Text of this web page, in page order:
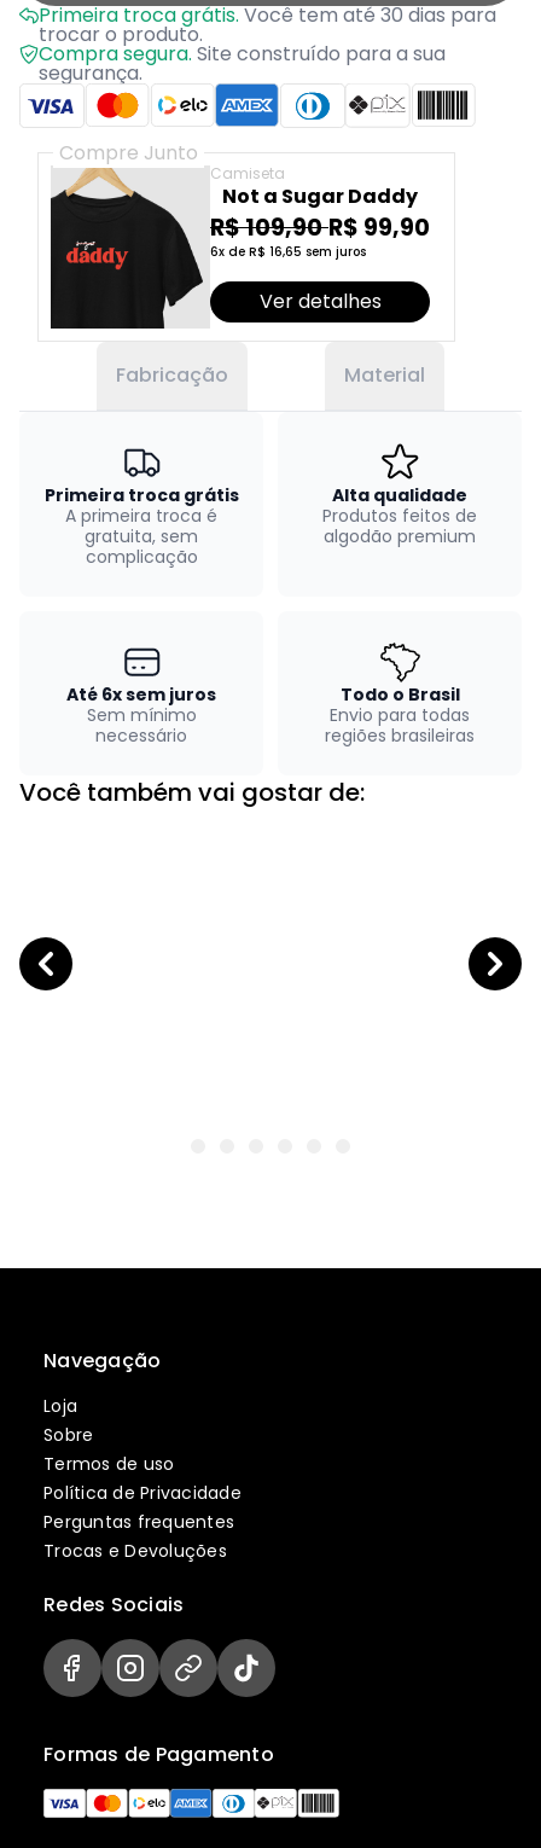
Primeira troca grátis.Você tem até 30 dias para
trocar o produto.
Compra segura. Site construído para a sua
segurança.
Compre Junto
Camiseta
Not a Sugar Daddy
R$ 109,90 R$ 99,90
6x de R$ 16,65 sem juros
Ver detalhes
Fabricação Material
Primeira troca grátis
A primeira troca é
gratuita, sem
complicação
Alta qualidade
Produtos feitos de
algodão premium
Até 6x sem juros
Sem mínimo
necessário
Todo o Brasil
Envio para todas
regiões brasileiras
Você também vai gostar de:
Navegação
Loja
Sobre
Termos de uso
Política de Privacidade
Perguntas frequentes
Trocas e Devoluções
Formas de Pagamento
Redes Sociais